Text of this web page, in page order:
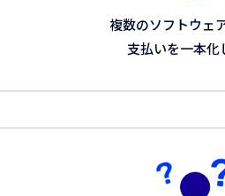
複数のソフトウェ
支払いを一本化